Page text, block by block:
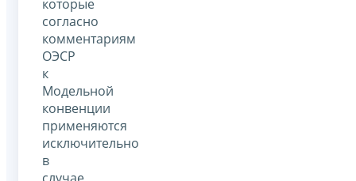
которые
согласно
комментариям
ОЭСР
к
Модельной
конвенции
применяются
исключительно
в